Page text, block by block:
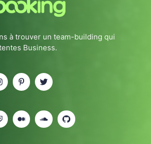
à trouver un team-building qui
Business.